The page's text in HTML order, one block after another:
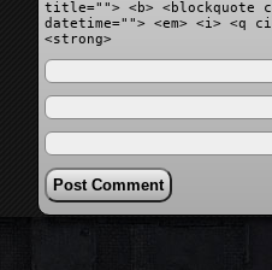
title=""> <b> <blockquote
datetime=""> <em> <i> <q
<strong>